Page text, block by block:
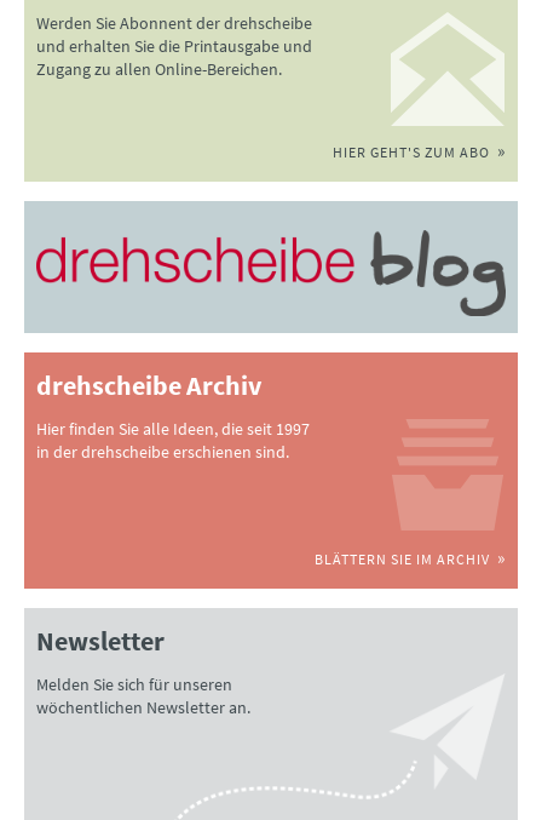
Werden Sie Abonnent der drehscheibe
und erhalten Sie die Printausgabe und
Zugang zu allen Online-Bereichen.
HIER GEHT'S ZUM ABO
drehscheibe Archiv
Hier finden Sie alle Ideen, die seit 1997
in der drehscheibe erschienen sind.
BLÄTTERN SIE IM ARCHIV
Newsletter
Melden Sie sich für unseren
wöchentlichen Newsletter an.